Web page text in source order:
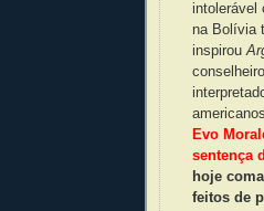
intolerável
na Bolívia
inspirou
Evo
sentença
hoje
feitos de